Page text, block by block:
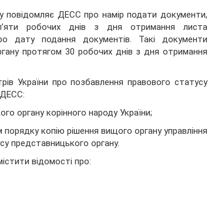
повідомляє ДЕСС про намір подати документи,
робочих днів з дня отримання листа
дату подання документів. Такі документи
протягом 30 робочих днів з дня отримання
України про позбавлення правового статусу
ДЕСС:
органу корінного народу України;
копію рішення вищого органу управління
представницького органу.
відомості про: